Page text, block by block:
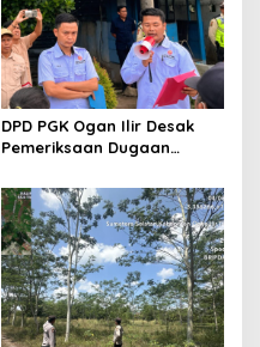
DPD PGK Ogan Ilir Desak
Pemeriksaan Dugaan
Sertifikasi Guru, Minta
Proses Berjalan
Transparan